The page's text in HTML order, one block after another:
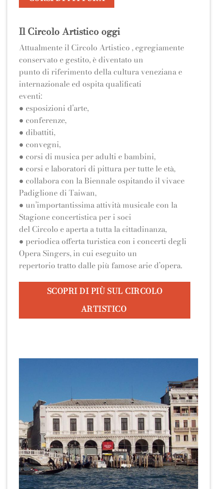
Il Circolo Artistico oggi
Attualmente il Circolo Artistico , egregiamente
conservato e gestito, è diventato un
punto di riferimento della cultura veneziana e
internazionale ed ospita qualificati
eventi:
● esposizioni d’arte,
● conferenze,
● dibattiti,
● convegni,
● corsi di musica per adulti e bambini,
● corsi e laboratori di pittura per tutte le età,
● collabora con la Biennale ospitando il vivace
Padiglione di Taiwan,
● un’importantissima attività musicale con la
Stagione concertistica per i soci
del Circolo e aperta a tutta la cittadinanza,
● periodica offerta turistica con i concerti degli
Opera Singers, in cui eseguito un
repertorio tratto dalle più famose arie d’opera.
SCOPRI DI PIÙ SUL CIRCOLO
ARTISTICO